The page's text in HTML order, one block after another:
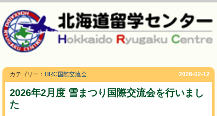
カテゴリー： HRC国際交流会 2026-02-12
2026年2月度 雪まつり国際交流会を行いまし
た